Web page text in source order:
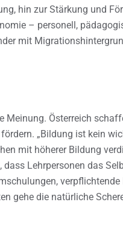
hin zur Stärkung und
– personell,
mit
Meinung. Österreich
„Bildung ist kein
mit höherer Bildung
Lehrpersonen das
verpflichtende
gehe die natürliche